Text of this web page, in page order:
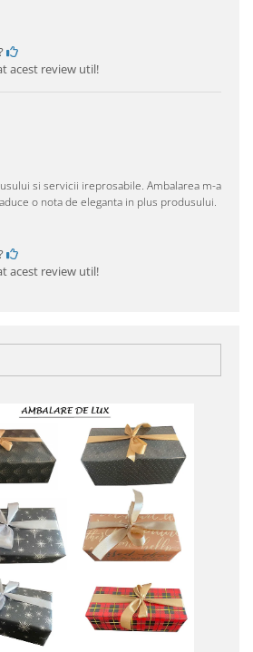
acest review util!
si servicii ireprosabile. Ambalarea m-a
o nota de eleganta in plus produsului.
acest review util!